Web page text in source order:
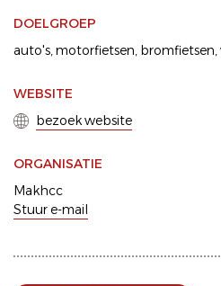
DOELGROEP
auto's motorfietsen bromfietsen
WEBSITE
bezoek website
ORGANISATIE
Makhcc
Stuur e-mail